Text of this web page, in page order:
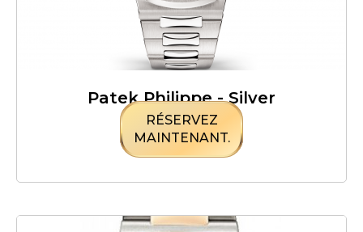
Patek Philippe - Silver
RÉSERVEZ
MAINTENANT.